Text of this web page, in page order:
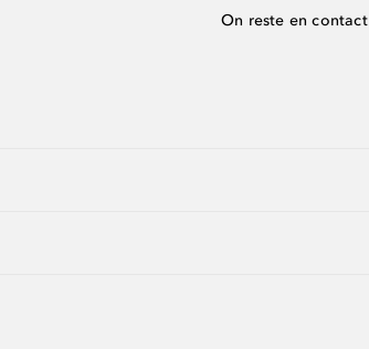
On reste en contact